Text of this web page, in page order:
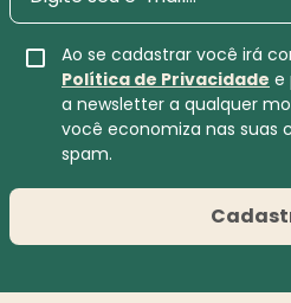
Ao se cadastrar você irá
Política de Privacidade e
a newsletter a qualquer
você economiza nas suas
spam.